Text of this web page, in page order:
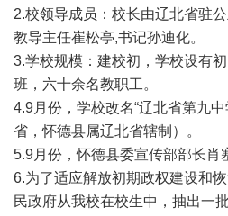
2.校领导成员：校长由辽北省驻
教导主任崔松亭,书记孙迪化。
3.学校规模：建校初，学校设有
班，六十余名教职工。
4.9月份，学校改名“辽北省第九
省，怀德县属辽北省辖制）。
5.9月份，怀德县委宣传部部长肖
6.为了适应解放初期政权建设和
民政府从我校在校生中，抽出一